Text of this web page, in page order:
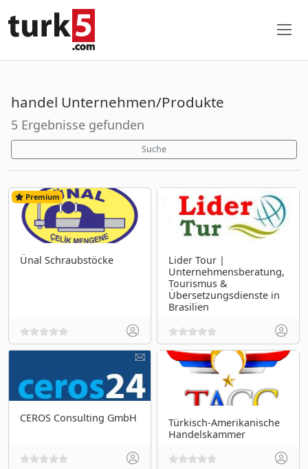
handel Unternehmen/Produkte
5 Ergebnisse gefunden
Suche
Premium
Ünal Schraubstöcke
Lider Tour |
Unternehmensberatung,
Tourismus &
Übersetzungsdienste in
Brasilien
CEROS Consulting GmbH
Türkisch-Amerikanische
Handelskammer